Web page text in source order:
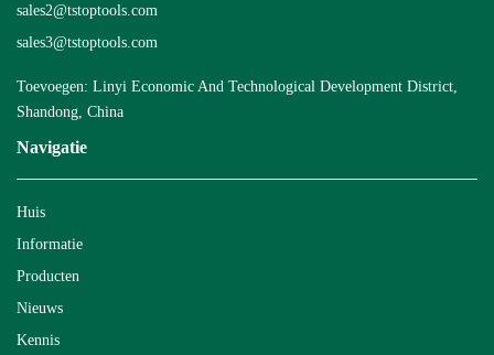
sales2@tstoptools.com
sales3@tstoptools.com
Toevoegen: Linyi Economic And Technological Development District,
Shandong, China
Navigatie
Huis
Informatie
Producten
Nieuws
Kennis